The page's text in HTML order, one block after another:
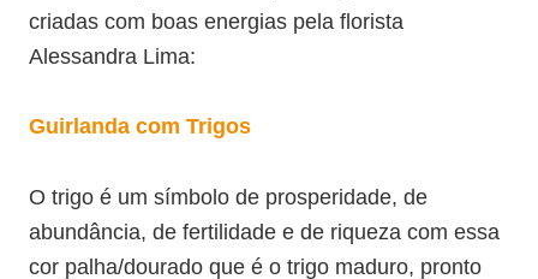
criadas com boas energias pela florista
Alessandra Lima:
Guirlanda com Trigos
O trigo é um símbolo de prosperidade, de
abundância, de fertilidade e de riqueza com essa
cor palha/dourado que é o trigo maduro, pronto